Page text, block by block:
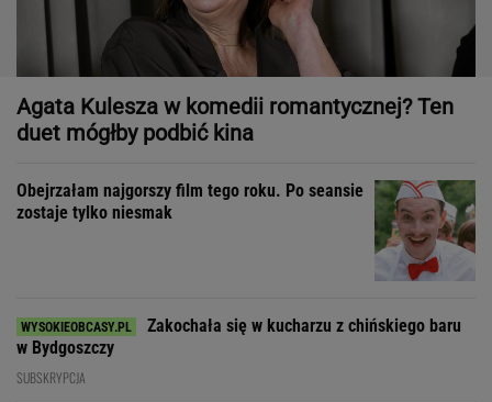
Agata Kulesza w komedii romantycznej? Ten
duet mógłby podbić kina
Obejrzałam najgorszy film tego roku. Po seansie
zostaje tylko niesmak
Zakochała się w kucharzu z chińskiego baru
w Bydgoszczy
SUBSKRYPCJA